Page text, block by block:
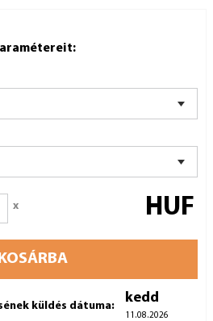
x HUF
KOSÁRBA
küldés dátuma:
kedd
11.08.2026